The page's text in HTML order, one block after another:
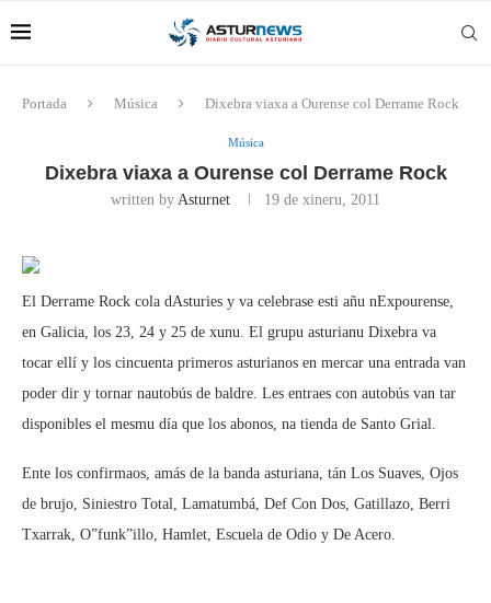
Portada Música Dixebra viaxa a Ourense col Derrame Rock
Música
Dixebra viaxa a Ourense col Derrame Rock
written by Asturnet 19 de xineru, 2011
El Derrame Rock cola dAsturies y va celebrase esti añu nExpourense,
en Galicia, los 23, 24 y 25 de xunu. El grupu asturianu Dixebra va
tocar ellí y los cincuenta primeros asturianos en mercar una entrada van
poder dir y tornar nautobús de baldre. Les entraes con autobús van tar
disponibles el mesmu día que los abonos, na tienda de Santo Grial.
Ente los confirmaos, amás de la banda asturiana, tán Los Suaves, Ojos
de brujo, Siniestro Total, Lamatumbá, Def Con Dos, Gatillazo, Berri
Txarrak, O”funk”illo, Hamlet, Escuela de Odio y De Acero.